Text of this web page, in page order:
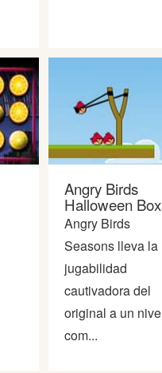
Angry Birds
Halloween
Angry Birds
Seasons lleva la
jugabilidad
cautivadora del
original a un
com...